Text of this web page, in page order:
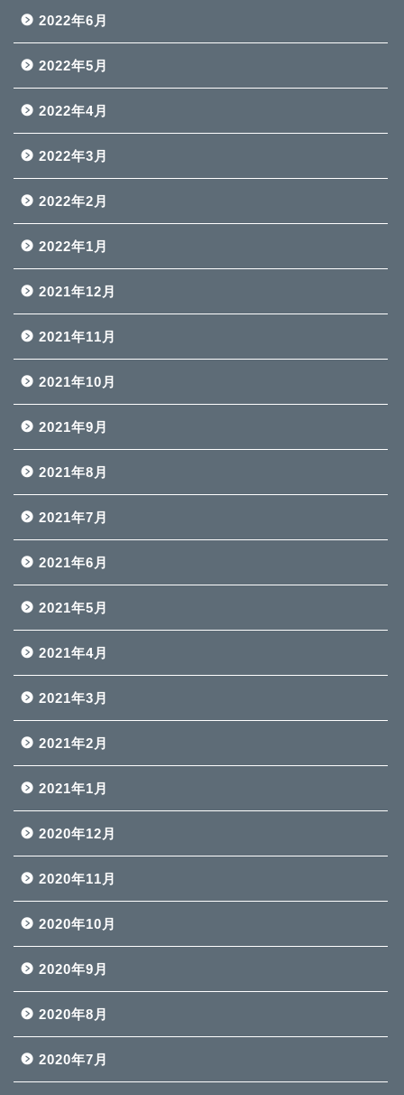
2022年6月
2022年5月
2022年4月
2022年3月
2022年2月
2022年1月
2021年12月
2021年11月
2021年10月
2021年9月
2021年8月
2021年7月
2021年6月
2021年5月
2021年4月
2021年3月
2021年2月
2021年1月
2020年12月
2020年11月
2020年10月
2020年9月
2020年8月
2020年7月